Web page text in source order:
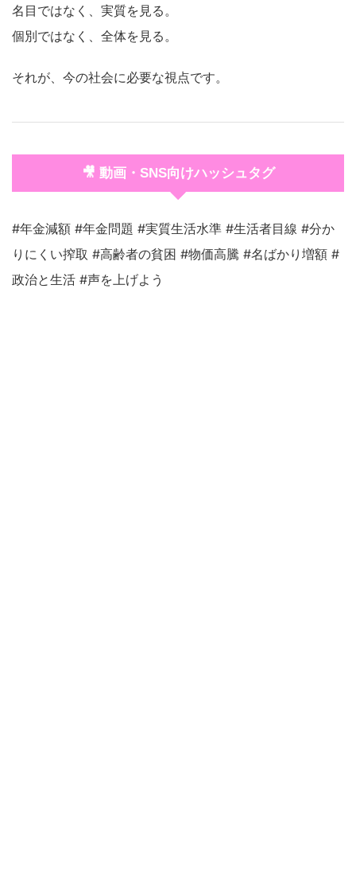
名目ではなく、実質を見る。
個別ではなく、全体を見る。
それが、今の社会に必要な視点です。
🎥 動画・SNS向けハッシュタグ
#年金減額 #年金問題 #実質生活水準 #生活者目線 #分か
りにくい搾取 #高齢者の貧困 #物価高騰 #名ばかり増額 #
政治と生活 #声を上げよう